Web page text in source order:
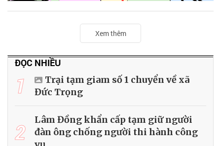
Xem thêm
ĐỌC NHIỀU
1
Trại tạm giam số 1 chuyển về xã
Đức Trọng
2
Lâm Đồng khẩn cấp tạm giữ người
đàn ông chống người thi hành công